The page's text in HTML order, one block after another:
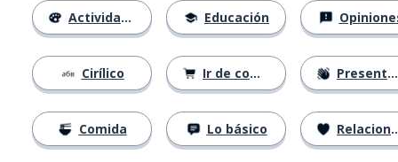
Actividades
Cirílico
Comida
Educación
Ir de compras
Lo básico
Presentándose
Relaciones